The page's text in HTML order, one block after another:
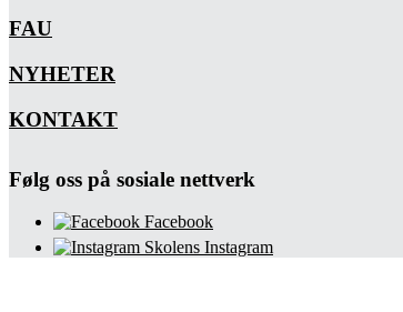
FAU
NYHETER
KONTAKT
Følg oss på sosiale nettverk
Facebook
Skolens Instagram